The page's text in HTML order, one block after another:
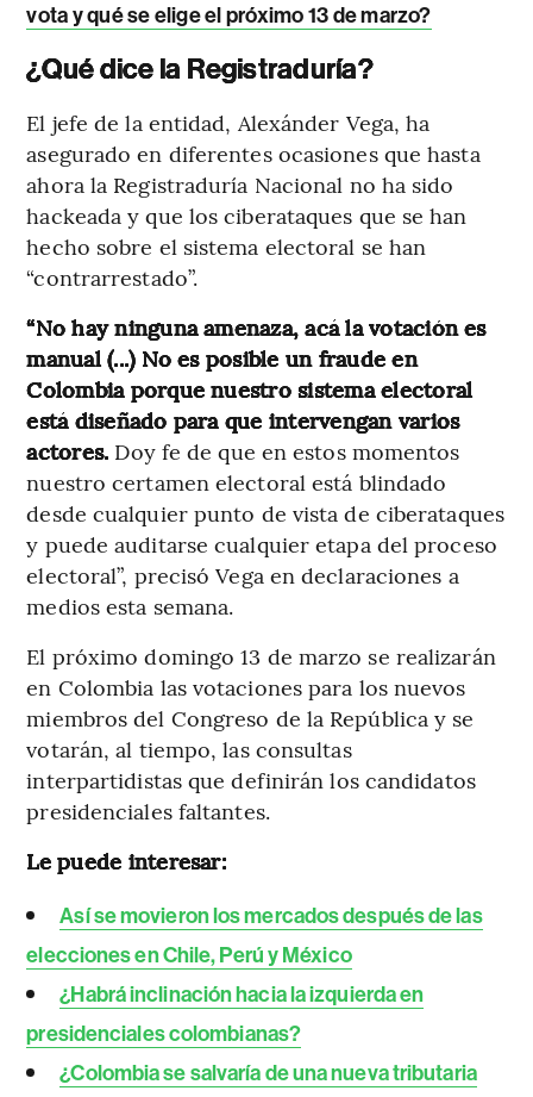
vota y qué se elige el próximo 13 de marzo?
¿Qué dice la Registraduría?
El jefe de la entidad, Alexánder Vega, ha
asegurado en diferentes ocasiones que hasta
ahora la Registraduría Nacional no ha sido
hackeada y que los ciberataques que se han
hecho sobre el sistema electoral se han
“contrarrestado”.
“No hay ninguna amenaza, acá la votación es
manual (...) No es posible un fraude en
Colombia porque nuestro sistema electoral
está diseñado para que intervengan varios
actores. Doy fe de que en estos momentos
nuestro certamen electoral está blindado
desde cualquier punto de vista de ciberataques
y puede auditarse cualquier etapa del proceso
electoral”, precisó Vega en declaraciones a
medios esta semana.
El próximo domingo 13 de marzo se realizarán
en Colombia las votaciones para los nuevos
miembros del Congreso de la República y se
votarán, al tiempo, las consultas
interpartidistas que definirán los candidatos
presidenciales faltantes.
Le puede interesar:
Así se movieron los mercados después de las
elecciones en Chile, Perú y México
¿Habrá inclinación hacia la izquierda en
presidenciales colombianas?
¿Colombia se salvaría de una nueva tributaria